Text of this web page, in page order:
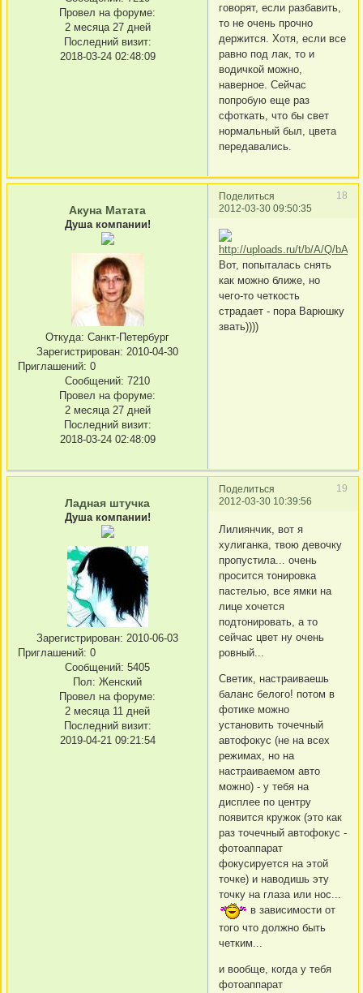
Провел на форуме:
2 месяца 27 дней
Последний визит:
2018-03-24 02:48:09
говорят, если разбавить,
то не очень прочно
держится. Хотя, если все
равно под лак, то и
водичкой можно,
наверное. Сейчас
попробую еще раз
сфоткать, что бы свет
нормальный был, цвета
передавались.
Поделиться
18
2012-03-30 09:50:35
Акуна Матата
Душа компании!
Откуда: Санкт-Петербург
Зарегистрирован: 2010-04-30
Приглашений: 0
Сообщений: 7210
Провел на форуме:
2 месяца 27 дней
Последний визит:
2018-03-24 02:48:09
Вот, попыталась снять
как можно ближе, но
чего-то четкость
страдает - пора Варюшку
звать))))
Поделиться
19
2012-03-30 10:39:56
Ладная штучка
Душа компании!
Зарегистрирован: 2010-06-03
Приглашений: 0
Сообщений: 5405
Пол: Женский
Провел на форуме:
2 месяца 11 дней
Последний визит:
2019-04-21 09:21:54
Лилиянчик, вот я
хулиганка, твою девочку
пропустила... очень
просится тонировка
пастелью, все ямки на
лице хочется
подтонировать, а то
сейчас цвет ну очень
ровный...
Светик, настраиваешь
баланс белого! потом в
фотике можно
установить точечный
автофокус (не на всех
режимах, но на
настраиваемом авто
можно) - у тебя на
дисплее по центру
появится кружок (это как
раз точечный автофокус -
фотоаппарат
фокусируется на этой
точке) и наводишь эту
точку на глаза или нос...
в зависимости от
того что должно быть
четким...
и вообще, когда у тебя
фотоаппарат